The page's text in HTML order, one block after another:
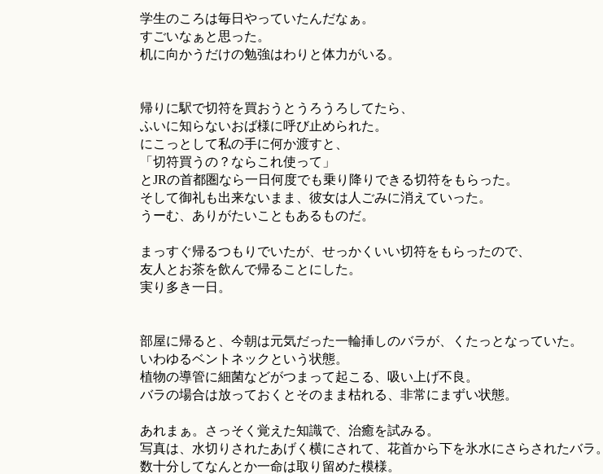
学生のころは毎日やっていたんだなぁ。
すごいなぁと思った。
机に向かうだけの勉強はわりと体力がいる。
帰りに駅で切符を買おうとうろうろしてたら、
ふいに知らないおば様に呼び止められた。
にこっとして私の手に何か渡すと、
「切符買うの？ならこれ使って」
とJRの首都圏なら一日何度でも乗り降りできる切符をもらった。
そして御礼も出来ないまま、彼女は人ごみに消えていった。
うーむ、ありがたいこともあるものだ。
まっすぐ帰るつもりでいたが、せっかくいい切符をもらったので、
友人とお茶を飲んで帰ることにした。
実り多き一日。
部屋に帰ると、今朝は元気だった一輪挿しのバラが、くたっとなっていた。
いわゆるベントネックという状態。
植物の導管に細菌などがつまって起こる、吸い上げ不良。
バラの場合は放っておくとそのまま枯れる、非常にまずい状態。
あれまぁ。さっそく覚えた知識で、治癒を試みる。
写真は、水切りされたあげく横にされて、花首から下を氷水にさらされたバラ。
数十分してなんとか一命は取り留めた模様。